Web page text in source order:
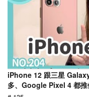
iPhone 12 跟三星
多、Google Pixel 4 都